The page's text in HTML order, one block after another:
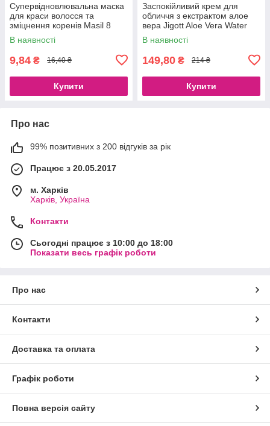
Супервідновлювальна маска
для краси волосся та
зміцнення коренів Masil 8
Seconds Salon Super Mild
Hair Mask
В наявності
9,84 ₴ 16,40 ₴
Купити
Заспокійливий крем для
обличчя з екстрактом алое
вера Jigott Aloe Vera Water
Bomb Cream, 150 ml
В наявності
149,80 ₴ 214 ₴
Купити
Про нас
99% позитивних з 200 відгуків за рік
Працює з 20.05.2017
м. Харків
Харків, Україна
Контакти
Сьогодні працює з 10:00 до 18:00
Показати весь графік роботи
Про нас
Контакти
Доставка та оплата
Графік роботи
Повна версія сайту